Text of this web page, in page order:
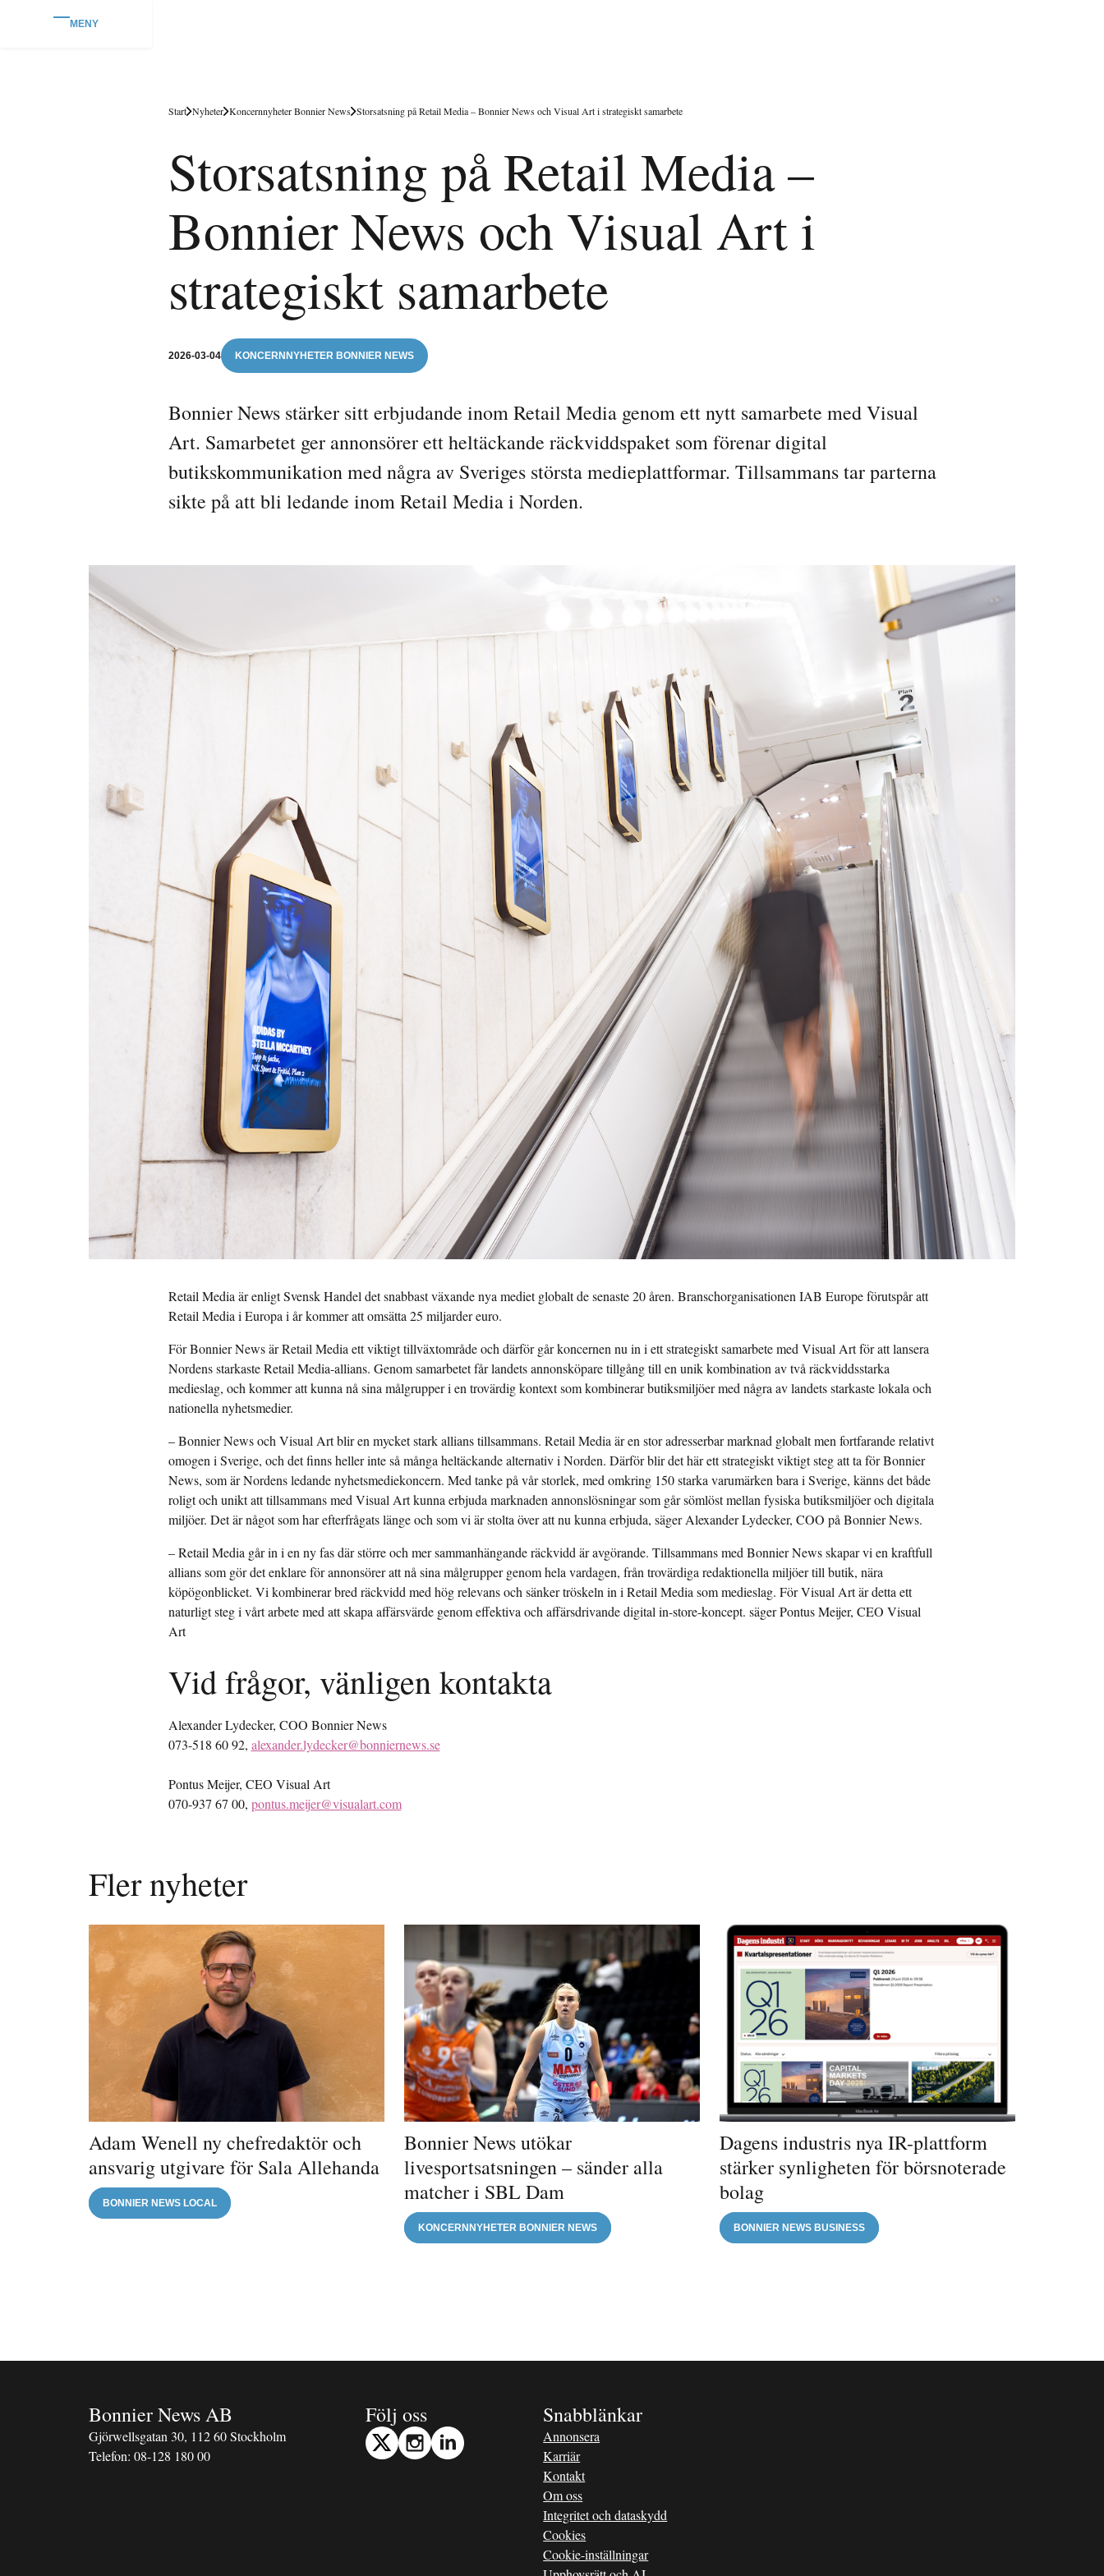
MENY
Start Nyheter Koncernnyheter Bonnier News Storsatsning på Retail Media – Bonnier News och Visual Art i strategiskt samarbete
Storsatsning på Retail Media –
Bonnier News och Visual Art i
strategiskt samarbete
2026-03-04 KONCERNNYHETER BONNIER NEWS
Bonnier News stärker sitt erbjudande inom Retail Media genom ett nytt samarbete med Visual
Art. Samarbetet ger annonsörer ett heltäckande räckviddspaket som förenar digital
butikskommunikation med några av Sveriges största medieplattformar. Tillsammans tar parterna
sikte på att bli ledande inom Retail Media i Norden.
Retail Media är enligt Svensk Handel det snabbast växande nya mediet globalt de senaste 20 åren. Branschorganisationen IAB Europe förutspår att
Retail Media i Europa i år kommer att omsätta 25 miljarder euro.
För Bonnier News är Retail Media ett viktigt tillväxtområde och därför går koncernen nu in i ett strategiskt samarbete med Visual Art för att lansera
Nordens starkaste Retail Media-allians. Genom samarbetet får landets annonsköpare tillgång till en unik kombination av två räckviddsstarka
medieslag, och kommer att kunna nå sina målgrupper i en trovärdig kontext som kombinerar butiksmiljöer med några av landets starkaste lokala och
nationella nyhetsmedier.
– Bonnier News och Visual Art blir en mycket stark allians tillsammans. Retail Media är en stor adresserbar marknad globalt men fortfarande relativt
omogen i Sverige, och det finns heller inte så många heltäckande alternativ i Norden. Därför blir det här ett strategiskt viktigt steg att ta för Bonnier
News, som är Nordens ledande nyhetsmediekoncern. Med tanke på vår storlek, med omkring 150 starka varumärken bara i Sverige, känns det både
roligt och unikt att tillsammans med Visual Art kunna erbjuda marknaden annonslösningar som går sömlöst mellan fysiska butiksmiljöer och digitala
miljöer. Det är något som har efterfrågats länge och som vi är stolta över att nu kunna erbjuda, säger Alexander Lydecker, COO på Bonnier News.
– Retail Media går in i en ny fas där större och mer sammanhängande räckvidd är avgörande. Tillsammans med Bonnier News skapar vi en kraftfull
allians som gör det enklare för annonsörer att nå sina målgrupper genom hela vardagen, från trovärdiga redaktionella miljöer till butik, nära
köpögonblicket. Vi kombinerar bred räckvidd med hög relevans och sänker tröskeln in i Retail Media som medieslag. För Visual Art är detta ett
naturligt steg i vårt arbete med att skapa affärsvärde genom effektiva och affärsdrivande digital in-store-koncept. säger Pontus Meijer, CEO Visual
Art
Vid frågor, vänligen kontakta
Alexander Lydecker, COO Bonnier News
073-518 60 92, alexander.lydecker@bonniernews.se
Pontus Meijer, CEO Visual Art
070-937 67 00, pontus.meijer@visualart.com
Fler nyheter
Adam Wenell ny chefredaktör och
ansvarig utgivare för Sala Allehanda
BONNIER NEWS LOCAL
Bonnier News utökar
livesportsatsningen – sänder alla
matcher i SBL Dam
KONCERNNYHETER BONNIER NEWS
Dagens industris nya IR-plattform
stärker synligheten för börsnoterade
bolag
BONNIER NEWS BUSINESS
Bonnier News AB
Gjörwellsgatan 30, 112 60 Stockholm
Telefon: 08-128 180 00
Följ oss Snabblänkar
Annonsera
Karriär
Kontakt
Om oss
Integritet och dataskydd
Cookies
Cookie-inställningar